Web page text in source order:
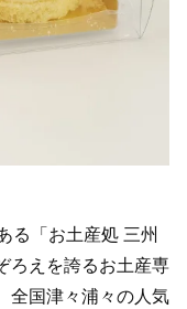
る「お土産処 三州
ろえを誇るお土産専
全国津々浦々の人気